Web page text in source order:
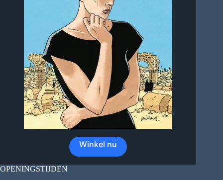
Winkel nu
OPENINGSTIJDEN